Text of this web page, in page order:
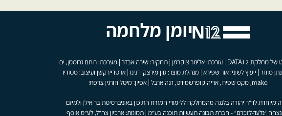
יומן מלחמה
פרויקט של מחלקת DATA12 | עורכת: אלינור צוקרמן | תחקיר: שירה אבדר | מערכת: רותם גרוסמן, ים
סוחר | ייעוץ לשוני: אור שפירא | מנהלת מוצר: גוון מירצקי דנינו | ארטדיירקשן ועיצוב: סטודיו
mako, מקס שפירו, אריה קופרשמידט, דנה ארבל | אפיון: מיטל חורגין צרפתי
מיוחדת לד"ר יהודה בלנגה מהמחלקה ללימודי המזרח התיכון באוניברסיטת בר אילן ולמיזם
"גלעד-לזכרם" - חברת תבונה תעשיות תוכנה בע"מ | תמונות: ארכיון צה"ל, לע"מ אוסף